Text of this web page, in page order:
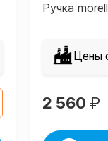
Ручка
Цены
2 560 ₽